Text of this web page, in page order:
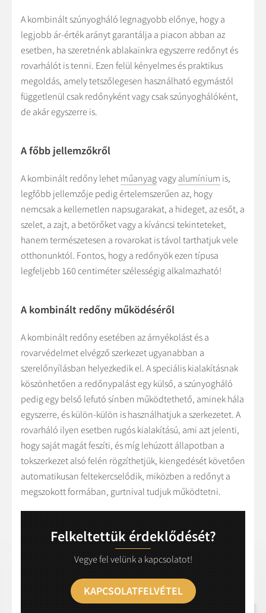
A kombinált szúnyogháló legnagyobb előnye, hogy a
legjobb ár-érték arányt garantálja a piacon abban az
esetben, ha szeretnénk ablakainkra egyszerre redőnyt és
rovarhálót is tenni. Ezen felül kényelmes és praktikus
megoldás, amely tetszőlegesen használható egymástól
függetlenül csak redőnyként vagy csak szúnyoghálóként,
de akár egyszerre is.
A főbb jellemzőkről
A kombinált redőny lehet műanyagvagy alumínium is,
legfőbb jellemzője pedig értelemszerűen az, hogy
nemcsak a kellemetlen napsugarakat, a hideget, az esőt, a
szelet, a zajt, a betörőket vagy a kíváncsi tekinteteket,
hanem természetesen a rovarokat is távol tarthatjuk vele
otthonunktól. Fontos, hogy a redőnyök ezen típusa
legfeljebb 160 centiméter szélességig alkalmazható!
A kombinált redőny működéséről
A kombinált redőny esetében az árnyékolást és a
rovarvédelmet elvégző szerkezet ugyanabban a
szerelőnyílásban helyezkedik el. A speciális kialakításnak
köszönhetően a redőnypalást egy külső, a szúnyogháló
pedig egy belső lefutó sínben működtethető, aminek hála
egyszerre, és külön-külön is használhatjuk a szerkezetet. A
rovarháló ilyen esetben rugós kialakítású, ami azt jelenti,
hogy saját magát feszíti, és míg lehúzott állapotban a
tokszerkezet alsó felén rögzíthetjük, kiengedését követően
automatikusan feltekercselődik, miközben a redőnyt a
megszokott formában, gurtnival tudjuk működtetni.
Felkeltettük érdeklődését?
Vegye fel velünk a kapcsolatot!
KAPCSOLATFELVÉTEL